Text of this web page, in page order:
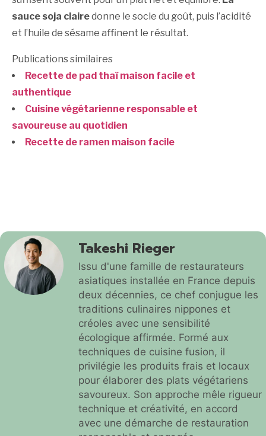
sauce soja clairedonne le socle du goût, puis l’acidité
et l’huile de sésame affinent le résultat.
Publications similaires
Recette de pad thaï maison facile et
authentique
Cuisine végétarienne responsable et
savoureuse au quotidien
Recette de ramen maison facile
Takeshi Rieger
Issu d'une famille de restaurateurs
asiatiques installée en France depuis
deux décennies, ce chef conjugue les
traditions culinaires nippones et
créoles avec une sensibilité
écologique affirmée. Formé aux
techniques de cuisine fusion, il
privilégie les produits frais et locaux
pour élaborer des plats végétariens
savoureux. Son approche mêle rigueur
technique et créativité, en accord
avec une démarche de restauration